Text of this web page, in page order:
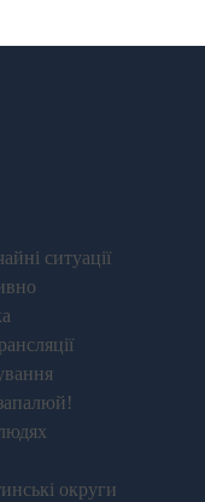
ситуації
округи